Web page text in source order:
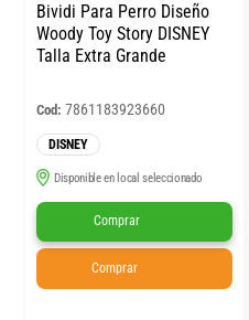
Bividi Para Perro Diseño
Woody Toy Story DISNEY
Talla Extra Grande
Cod: 7861183923660
DISNEY
Disponible en local seleccionado
Comprar
Comprar